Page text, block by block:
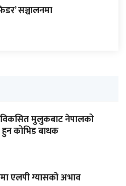
सञ्चालनमा
मुलुकबाट नेपालको
हुन कोभिड बाधक
एलपी ग्यासको अभाव